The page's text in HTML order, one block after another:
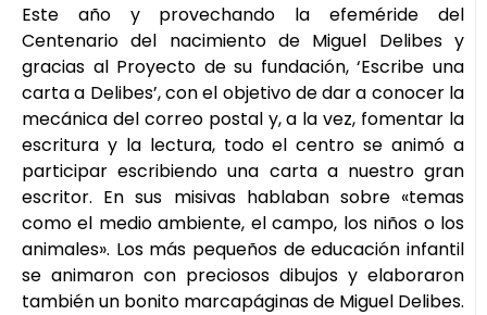
Este año y provechando la efeméride del
Centenario del nacimiento de Miguel Delibes y
gracias al Proyecto de su fundación, ‘Escribe una
carta a Delibes’, con el objetivo de dar a conocer la
mecánica del correo postal y, a la vez, fomentar la
escritura y la lectura, todo el centro se animó a
participar escribiendo una carta a nuestro gran
escritor. En sus misivas hablaban sobre «temas
como el medio ambiente, el campo, los niños o los
animales». Los más pequeños de educación infantil
se animaron con preciosos dibujos y elaboraron
también un bonito marcapáginas de Miguel Delibes.​​